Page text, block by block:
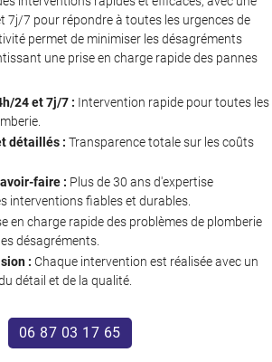
Une
7j/7 pour répondre à toutes les urgences de
permet de minimiser les désagréments
une prise en charge rapide des pannes
24 et 7j/7 : Intervention rapide pour toutes les
détaillés : Transparence totale sur les coûts
faire : Plus de 30 ans d'expertise
interventions fiables et durables.
en charge rapide des problèmes de plomberie
désagréments.
: Chaque intervention est réalisée avec un
détail et de la qualité.
06 87 03 17 65